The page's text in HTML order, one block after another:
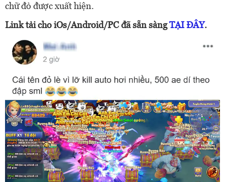
chữ đỏ được xuất hiện.
Link tải cho iOs/Android/PC đã sẵn sàngTẠI ĐÂY.